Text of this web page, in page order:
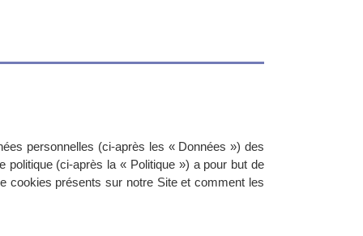
personnelles (ci-après les « Données ») des
(ci-après la « Politique ») a pour but de
cookies présents sur notre Site et comment les